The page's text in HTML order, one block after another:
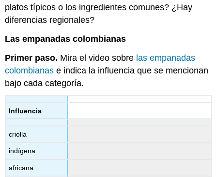
platos típicos o los ingredientes comunes? ¿Hay
diferencias regionales?
Las empanadas colombianas
Primer paso. Mira el video sobre las empanadas
colombianas e indica la influencia que se mencionan
bajo cada categoría.
Influencia
criolla
indígena
africana